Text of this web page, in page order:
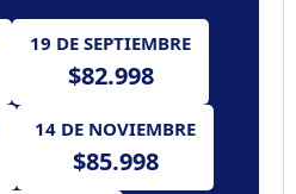
19 DE SEPTIEMBRE
$82.998
14 DE NOVIEMBRE
$85.998